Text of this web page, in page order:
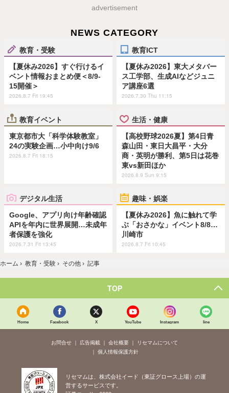
advertisement
NEWS CATEGORY
教育・受験
【夏休み2026】すぐ行けるイ
ベント情報おまとめ便＜8/9-
15開催＞
2026.8.7 Fri 19:45
教育ICT
【夏休み2026】東大メタバー
ス工学部、生成AIなどジュニ
ア講座6選
2026.7.30 Thu 11:15
教育イベント
東京都市大「科学体験教室」
24の実験企画…小中向け9/6
2026.8.7 Fri 18:15
生活・健康
【高校野球2026夏】第4日青
森山田・東日大昌平・大分
商・英明が勝利、第5日は花巻
東vs新田ほか
2026.8.9 Sun 9:15
デジタル生活
Google、アプリ向け年齢確認
APIを年内に世界展開…未成年
者保護を強化
2026.7.31 Fri 13:45
趣味・娯楽
【夏休み2026】魚に触れて学
ぶ「おさかな」イベント8/8…
川崎市
2026.8.7 Fri 10:45
ホーム › 教育・受験 › その他 › 記事
TOP
Home Facebook X YouTube Instagram line
お問合せ 広告掲載 会社概要
リセマムについて
個人情報保護方針
リセマムは、株式会社イード（東証グロース上場）の運
営するサービスです。